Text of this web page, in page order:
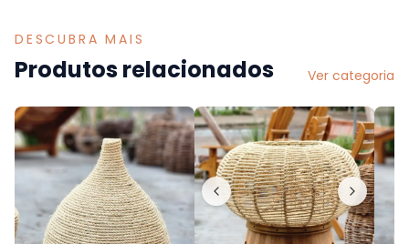
DESCUBRA MAIS
Produtos relacionados Ver categoria